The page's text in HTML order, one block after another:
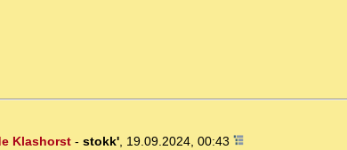
Klashorst- stokk', 19.09.2024, 00:43